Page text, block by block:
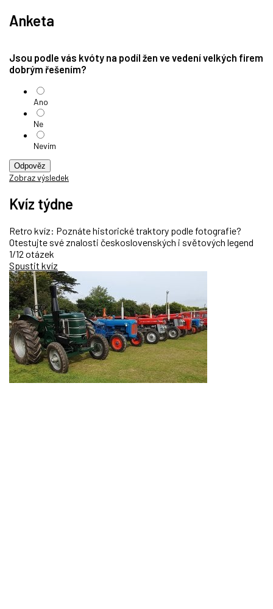
Anketa
Jsou podle vás kvóty na podíl žen ve vedení velkých firem
dobrým řešením?
Ano
Ne
Nevím
Odpověz
Zobraz výsledek
Kvíz týdne
Retro kvíz: Poznáte historické traktory podle fotografie?
Otestujte své znalosti československých i světových legend
1/12 otázek
Spustit kvíz